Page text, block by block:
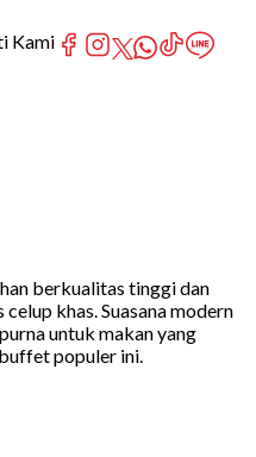
berkualitas tinggi dan
khas. Suasana modern
untuk makan yang
populer ini.
Kami